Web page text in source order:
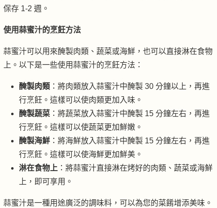
保存 1-2 週。
使用蒜蜜汁的烹飪方法
蒜蜜汁可以用來醃製肉類、蔬菜或海鮮，也可以直接淋在食物
上。以下是一些使用蒜蜜汁的烹飪方法：
醃製肉類 ：將肉類放入蒜蜜汁中醃製 30 分鐘以上，再進
行烹飪。這樣可以使肉類更加入味。
醃製蔬菜 ：將蔬菜放入蒜蜜汁中醃製 15 分鐘左右，再進
行烹飪。這樣可以使蔬菜更加鮮嫩。
醃製海鮮 ：將海鮮放入蒜蜜汁中醃製 15 分鐘左右，再進
行烹飪。這樣可以使海鮮更加鮮美。
淋在食物上 ：將蒜蜜汁直接淋在烤好的肉類、蔬菜或海鮮
上，即可享用。
蒜蜜汁是一種用途廣泛的調味料，可以為您的菜餚增添美味。